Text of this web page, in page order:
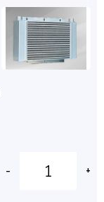
- +